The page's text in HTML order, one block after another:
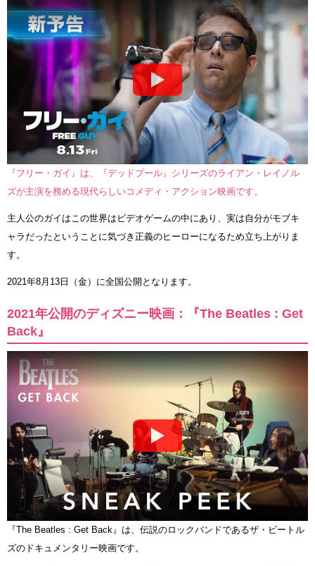
『フリー・ガイ』は、『デッドプール』シリーズのライアン・レイノル
ズが主演を務める現代らしいコメディ・アクション映画です。
主人公のガイはこの世界はビデオゲームの中にあり、実は自分がモブキ
ャラだったということに気づき正義のヒーローになるため立ち上がりま
す。
2021年8月13日（金）に全国公開となります。
2021年公開のディズニー映画：『The Beatles : Get
Back』
『The Beatles : Get Back』は、伝説のロックバンドであるザ・ビートル
ズのドキュメンタリー映画です。